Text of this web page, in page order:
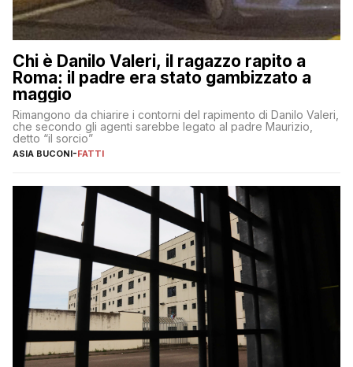
Chi è Danilo Valeri, il ragazzo rapito a
Roma: il padre era stato gambizzato a
maggio
Rimangono da chiarire i contorni del rapimento di Danilo Valeri,
che secondo gli agenti sarebbe legato al padre Maurizio,
detto “il sorcio”
ASIA BUCONI-FATTI